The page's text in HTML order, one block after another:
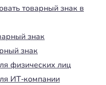
товарный знак в
знак
знак
физических лиц
ИТ-компании